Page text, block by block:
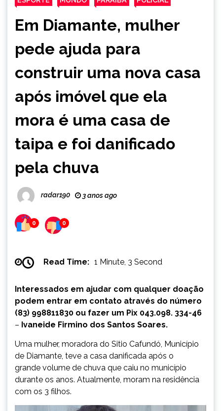
Em Diamante, mulher
pede ajuda para
construir uma nova casa
após imóvel que ela
mora é uma casa de
taipa e foi danificado
pela chuva
radar190 3 anos ago
0 0
Read Time: 1 Minute, 3 Second
Interessados em ajudar com qualquer doação
podem entrar em contato através do número
(83) 998811830 ou fazer um Pix 043.098. 334-46
– Ivaneide Firmino dos Santos Soares.
Uma mulher, moradora do Sitio Cafundó, Município
de Diamante, teve a casa danificada após o
grande volume de chuva que caiu no município
durante os anos. Atualmente, moram na residência
com os 3 filhos.